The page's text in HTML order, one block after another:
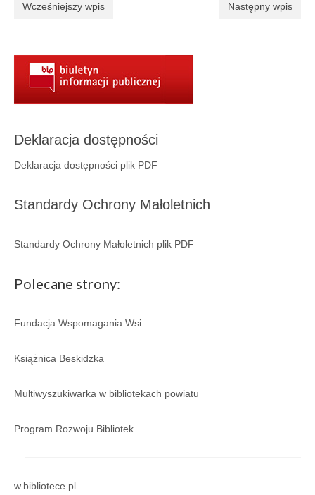
wydarzenia 2018
wydarzenia 2016
RODO
Regulamin korzystania ze zbiorów i usług GBP
Galeria 2026
Galeria 2025
Galeria 2021
Galeria 2019
Wcześniejszy wpis Następny wpis
Deklaracja dostępności
Deklaracja dostępności plik PDF
Standardy Ochrony Małoletnich
Standardy Ochrony Małoletnich plik PDF
Polecane strony:
Fundacja Wspomagania Wsi
Książnica Beskidzka
Multiwyszukiwarka w bibliotekach powiatu
Program Rozwoju Bibliotek
w.bibliotece.pl